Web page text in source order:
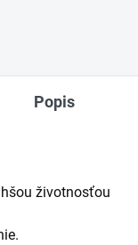
Popis
životnosťou